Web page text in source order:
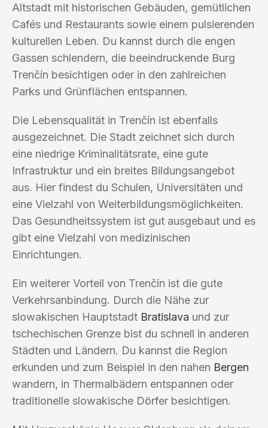
Altstadt mit historischen Gebäuden, gemütlichen
Cafés und Restaurants sowie einem pulsierenden
kulturellen Leben. Du kannst durch die engen
Gassen schlendern, die beeindruckende Burg
Trenčín besichtigen oder in den zahlreichen
Parks und Grünflächen entspannen.
Die Lebensqualität in Trenčín ist ebenfalls
ausgezeichnet. Die Stadt zeichnet sich durch
eine niedrige Kriminalitätsrate, eine gute
Infrastruktur und ein breites Bildungsangebot
aus. Hier findest du Schulen, Universitäten und
eine Vielzahl von Weiterbildungsmöglichkeiten.
Das Gesundheitssystem ist gut ausgebaut und es
gibt eine Vielzahl von medizinischen
Einrichtungen.
Ein weiterer Vorteil von Trenčín ist die gute
Verkehrsanbindung. Durch die Nähe zur
slowakischen Hauptstadt Bratislava und zur
tschechischen Grenze bist du schnell in anderen
Städten und Ländern. Du kannst die Region
erkunden und zum Beispiel in den nahen Bergen
wandern, in Thermalbädern entspannen oder
traditionelle slowakische Dörfer besichtigen.